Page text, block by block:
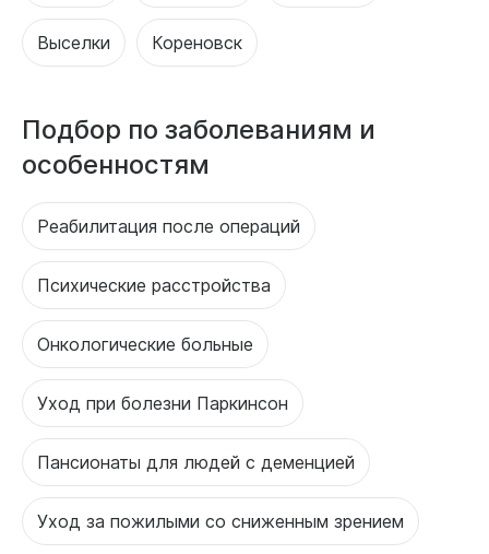
Выселки Кореновск
Подбор по заболеваниям и
особенностям
Реабилитация после операций
Психические расстройства
Онкологические больные
Уход при болезни Паркинсон
Пансионаты для людей с деменцией
Уход за пожилыми со сниженным зрением